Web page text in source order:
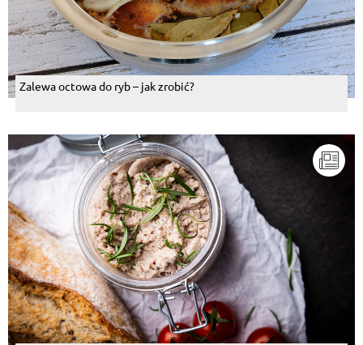
Zalewa octowa do ryb – jak zrobić?